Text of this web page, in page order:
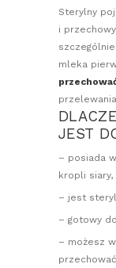
Sterylny
i
mleka
JEST
– posiada
kropli siary,
– jest
– gotowy
– możesz